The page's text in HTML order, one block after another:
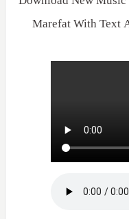
Download New Music
Marefat With Text